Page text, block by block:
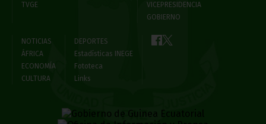
TVGE
VICEPRESIDENCIA
GOBIERNO
NOTICIAS
ÁFRICA
ECONOMÍA
CULTURA
DEPORTES
Estadísticas INEGE
Fototeca
Links